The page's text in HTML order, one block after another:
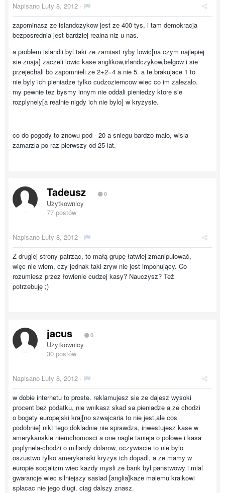
Napisano Luty 8, 2012 ·
zapominasz ze islandczykow jest ze 400 tys, i tam demokracja
bezposrednia jest bardziej realna niz u nas.
a problem islandii byl taki ze zamiast ryby lowic[na czym najlepiej
sie znaja] zaczeli lowic kase anglikow,irlandczykow,belgow i sie
przejechali bo zapomnieli ze 2+2=4 a nie 5. a te brakujace 1 to
nie byly ich pieniadze tylko cudzoziemcow wiec co im zalezalo.
my pewnie tez bysmy innym nie oddali pieniedzy ktore sie
rozplynely[a realnie nigdy ich nie bylo] w kryzysie.
co do pogody to znowu pod - 20 a sniegu bardzo malo, wisla
zamarzla po raz pierwszy od 25 lat.
Tadeusz 0
Użytkownicy
77 postów
Napisano Luty 8, 2012 ·
Z drugiej strony patrząc, to małą grupę łatwiej zmanipulować,
więc nie wiem, czy jednak taki zryw nie jest imponujący. Co
rozumiesz przez łowienie cudzej kasy? Nauczysz? Też
potrzebuję ;)
jacus 0
Użytkownicy
30 postów
Napisano Luty 8, 2012 ·
w dobie internetu to proste. reklamujesz sie ze dajesz wysoki
procent bez podatku, nie wnikasz skad sa pieniadze a ze chodzi
o bogaty europejski kraj[no szwajcaria to nie jest,ale cos
podobnie] nikt tego dokladnie nie sprawdza, inwestujesz kase w
amerykanskie nieruchomosci a one nagle tanieja o polowe i kasa
poplynela-chodzi o miliardy dolarow, oczywiscie to nie bylo
oszustwo tylko amerykanski kryzys ich dopadl, a ze mamy w
europie socjalizm wiec kazdy mysli ze bank byl panstwowy i mial
gwarancje wiec silniejszy sasiad [anglia]kaze malemu kraikowi
splacac nie jego dlugi. ciag dalszy znasz.